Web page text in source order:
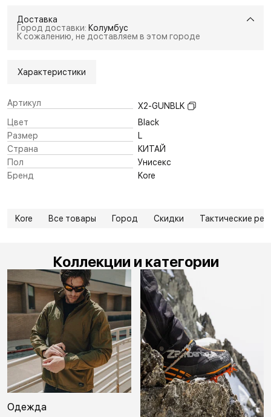
Доставка
Город доставки: Колумбус
К сожалению, не доставляем в этом городе
Характеристики
Артикул
X2-GUNBLK
Цвет
Black
Размер
L
Страна
КИТАЙ
Пол
Унисекс
Бренд
Kore
Kore Все товары Город Скидки Тактические
Коллекции и категории
Одежда